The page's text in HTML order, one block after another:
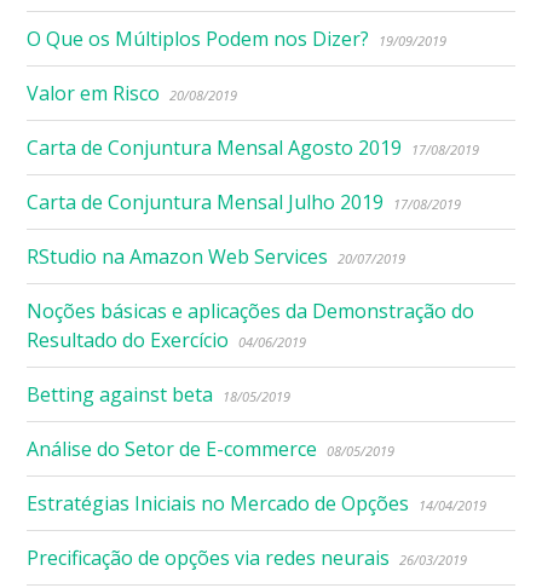
O Que os Múltiplos Podem nos Dizer? 19/09/2019
Valor em Risco 20/08/2019
Carta de Conjuntura Mensal Agosto 2019 17/08/2019
Carta de Conjuntura Mensal Julho 2019 17/08/2019
RStudio na Amazon Web Services 20/07/2019
Noções básicas e aplicações da Demonstração do
Resultado do Exercício
04/06/2019
Betting against beta 18/05/2019
Análise do Setor de E-commerce 08/05/2019
Estratégias Iniciais no Mercado de Opções 14/04/2019
Precificação de opções via redes neurais 26/03/2019